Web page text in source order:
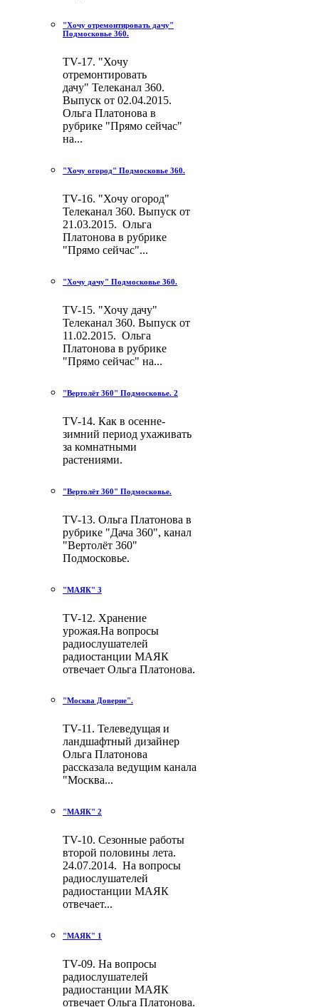
"Хочу отремонтировать дачу"
Подмосковье 360.
TV-17. "Хочу
отремонтировать
дачу" Телеканал 360.
Выпуск от 02.04.2015.
Ольга Платонова в
рубрике "Прямо сейчас"
на...
"Хочу огород" Подмосковье 360.
TV-16. "Хочу огород"
Телеканал 360. Выпуск от
21.03.2015. Ольга
Платонова в рубрике
"Прямо сейчас"...
"Хочу дачу" Подмосковье 360.
TV-15. "Хочу дачу"
Телеканал 360. Выпуск от
11.02.2015. Ольга
Платонова в рубрике
"Прямо сейчас" на...
"Вертолёт 360" Подмосковье. 2
TV-14. Как в осенне-
зимний период ухаживать
за комнатными
растениями.
"Вертолёт 360" Подмосковье.
TV-13. Ольга Платонова в
рубрике "Дача 360", канал
"Вертолёт 360"
Подмосковье.
"МАЯК" 3
TV-12. Хранение
урожая.На вопросы
радиослушателей
радиостанции МАЯК
отвечает Ольга Платонова.
"Москва Доверие".
TV-11. Телеведущая и
ландшафтный дизайнер
Ольга Платонова
рассказала ведущим канала
"Москва...
"МАЯК" 2
TV-10. Сезонные работы
второй половины лета.
24.07.2014. На вопросы
радиослушателей
радиостанции МАЯК
отвечает...
"МАЯК" 1
TV-09. На вопросы
радиослушателей
радиостанции МАЯК
отвечает Ольга Платонова.